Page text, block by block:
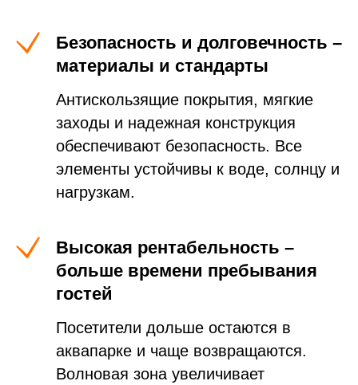
Безопасность и долговечность –
материалы и стандарты
Антискользящие покрытия, мягкие
заходы и надежная конструкция
обеспечивают безопасность. Все
элементы устойчивы к воде, солнцу и
нагрузкам.
Высокая рентабельность –
больше времени пребывания
гостей
Посетители дольше остаются в
аквапарке и чаще возвращаются.
Волновая зона увеличивает